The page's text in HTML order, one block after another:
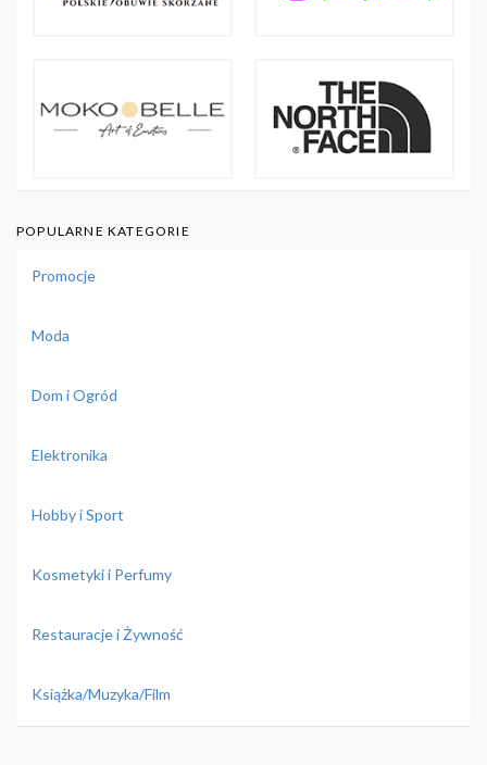
POPULARNE KATEGORIE
Promocje
Moda
Dom i Ogród
Elektronika
Hobby i Sport
Kosmetyki i Perfumy
Restauracje i Żywność
Książka/Muzyka/Film